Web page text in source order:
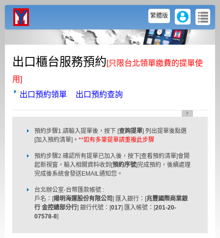
menu
user
繁體版
出口櫃台服務預約[只限台北領單繳費的提單使
用]
出口預約領單
出口預約查詢
預約步驟1.請輸入提單後，按下 [查詢提單] 列出提單後點選
[加入預約清單]。 **如有多筆提單請重複此步驟
預約步驟2.確認所有提單已加入後，按下[查看預約清單]會開
起新視窗，輸入相關資料收到[預約序號]完成預約，後續處理
完成後系統會發送EMAIL通知您。
台北辦公室-台幣匯款帳號 :
戶名：[陽明海運股份有限公司] 匯入銀行：[兆豐國際商業銀
行 金控總部分行] 銀行代號：[017] 匯入帳號：[201-20-
07578-8]